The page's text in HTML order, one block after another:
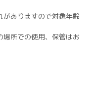
ありますので対象年齢
所での使用、保管はお